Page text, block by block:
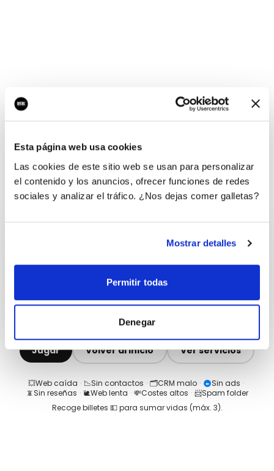
Esta página web usa cookies
Las cookies de este sitio web se usan para personalizar
el contenido y los anuncios, ofrecer funciones de redes
sociales y analizar el tráfico. ¿Nos dejas comer galletas?
Mostrar detalles
Permitir todas
Denegar
¡Ups, no hay nada por
aquí!
¿Quieres jugar al juego del empresario?
Jugar Volver al inicio Ver servicios
💥Web caída · 📉Sin contactos · 🗂️CRM malo · Sin ads ·
📵Sin reseñas · 🐌Web lenta · 💸Costes altos · 📨Spam folder
Recoge billetes 💵 para sumar vidas (máx. 3).